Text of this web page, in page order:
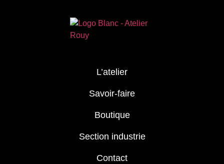
L’atelier
Savoir-faire
Boutique
Section industrie
Contact